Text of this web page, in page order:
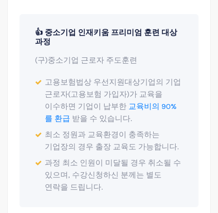
👍 중소기업 인재키움 프리미엄 훈련 대상
과정
(구)중소기업 근로자 주도훈련
고용보험법상 우선지원대상기업의 기업
근로자(고용보험 가입자)가 교육을
이수하면 기업이 납부한 교육비의 90%
를 환급 받을 수 있습니다.
최소 정원과 교육환경이 충족하는
기업장의 경우 출장 교육도 가능합니다.
과정 최소 인원이 미달될 경우 취소될 수
있으며, 수강신청하신 분께는 별도
연락을 드립니다.